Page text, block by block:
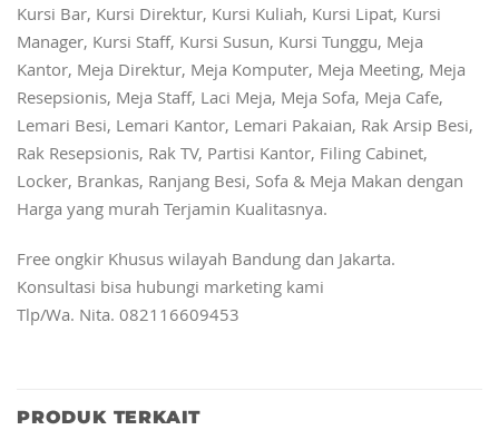
Kursi Bar, Kursi Direktur, Kursi Kuliah, Kursi Lipat, Kursi
Manager, Kursi Staff, Kursi Susun, Kursi Tunggu, Meja
Kantor, Meja Direktur, Meja Komputer, Meja Meeting, Meja
Resepsionis, Meja Staff, Laci Meja, Meja Sofa, Meja Cafe,
Lemari Besi, Lemari Kantor, Lemari Pakaian, Rak Arsip Besi,
Rak Resepsionis, Rak TV, Partisi Kantor, Filing Cabinet,
Locker, Brankas, Ranjang Besi, Sofa & Meja Makan dengan
Harga yang murah Terjamin Kualitasnya.
Free ongkir Khusus wilayah Bandung dan Jakarta.
Konsultasi bisa hubungi marketing kami
Tlp/Wa. Nita. 082116609453
PRODUK TERKAIT